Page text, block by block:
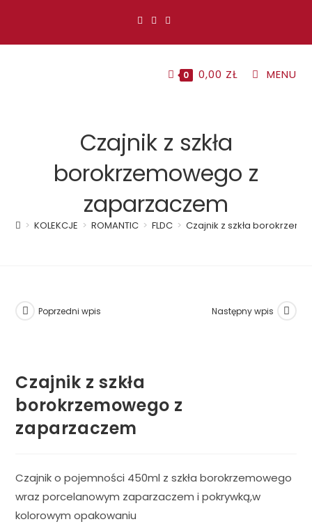
0 0,00 ZŁ MENU
Czajnik z szkła
borokrzemowego z
zaparzaczem
> KOLEKCJE > ROMANTIC > FLDC > Czajnik z szkła
Poprzedni wpis Następny wpis
Czajnik z szkła
borokrzemowego z
zaparzaczem
Czajnik o pojemności 450ml z szkła borokrzemowego
wraz porcelanowym zaparzaczem i pokrywką,w
kolorowym opakowaniu